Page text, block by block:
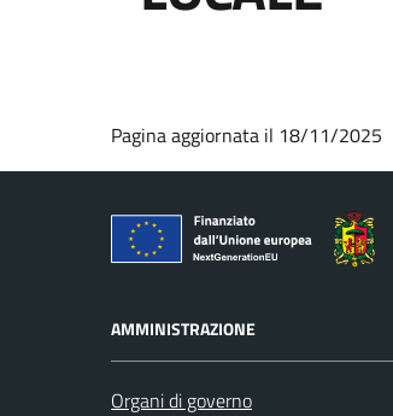
Pagina aggiornata il 18/11/2025
AMMINISTRAZIONE
Organi di governo